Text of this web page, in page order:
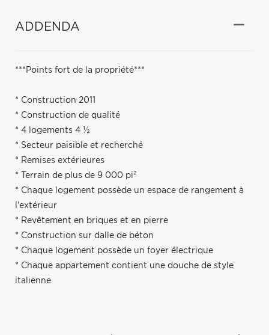
ADDENDA
***Points fort de la propriété***
* Construction 2011
* Construction de qualité
* 4 logements 4 ½
* Secteur paisible et recherché
* Remises extérieures
* Terrain de plus de 9 000 pi²
* Chaque logement possède un espace de rangement à
l'extérieur
* Revêtement en briques et en pierre
* Construction sur dalle de béton
* Chaque logement possède un foyer électrique
* Chaque appartement contient une douche de style
italienne